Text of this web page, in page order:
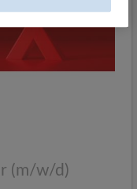
(m/w/d)